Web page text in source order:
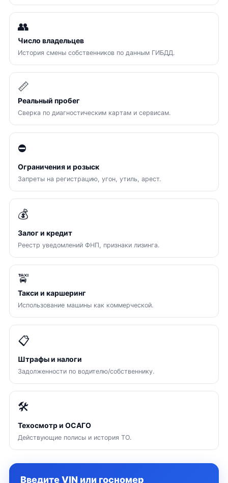
👥
Число владельцев
История смены собственников по данным ГИБДД.
📏
Реальный пробег
Сверка по диагностическим картам и сервисам.
⛔
Ограничения и розыск
Запреты на регистрацию, угон, утиль, арест.
💰
Залог и кредит
Реестр уведомлений ФНП, признаки лизинга.
🚖
Такси и каршеринг
Использование машины как коммерческой.
📋
Штрафы и налоги
Задолженности по водителю/собственнику.
🛠
Техосмотр и ОСАГО
Действующие полисы и история ТО.
Введите VIN или госномер